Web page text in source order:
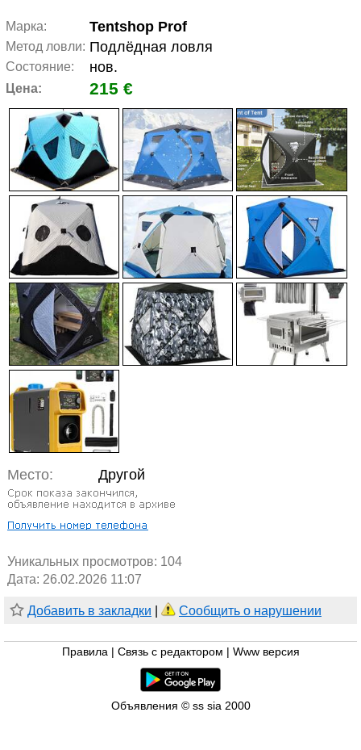
Марка: Tentshop Prof
Метод ловли: Подлёдная ловля
Состояние: нов.
Цена: 215 €
Место: Другой
Уникальных просмотров: 104
Дата: 26.02.2026 11:07
Добавить в закладки Сообщить о нарушении
Правила Связь с редактором Www версия
Объявления © ss sia 2000